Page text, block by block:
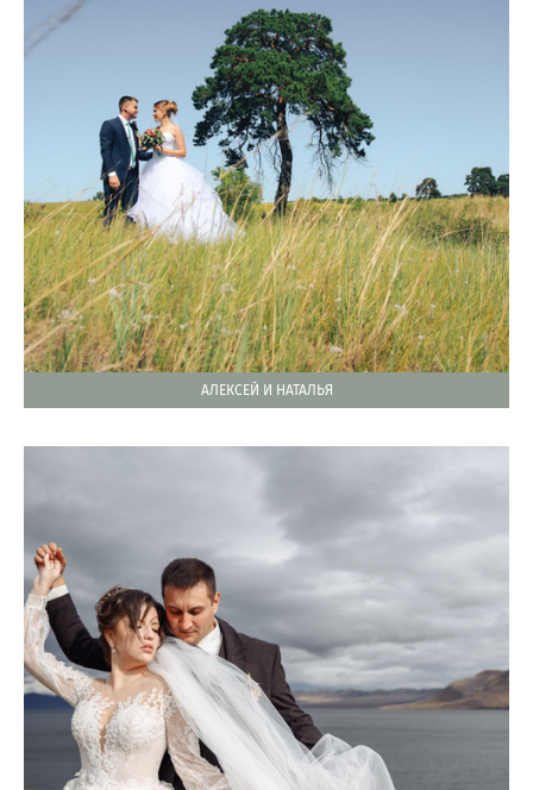
АЛЕКСЕЙ И НАТАЛЬЯ